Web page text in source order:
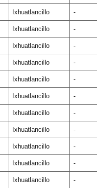
Ixhuatlancillo -
Ixhuatlancillo -
Ixhuatlancillo -
Ixhuatlancillo -
Ixhuatlancillo -
Ixhuatlancillo -
Ixhuatlancillo -
Ixhuatlancillo -
Ixhuatlancillo -
Ixhuatlancillo -
Ixhuatlancillo -